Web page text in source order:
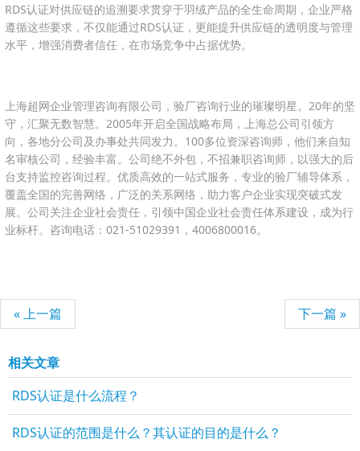
RDS认证对供应链的追溯要求贯穿于羽绒产品的全生命周期，企业严格
遵循这些要求，不仅能通过RDS认证，更能提升供应链的透明度与管理
水平，增强消费者信任，在市场竞争中占据优势。
上海超网企业管理咨询有限公司，验厂咨询行业的璀璨明星。20年的坚
守，汇聚无数智慧。2005年开启全国战略布局，上海总公司引领方
向，各地分公司及办事处共同发力。100多位资深咨询师，他们来自知
名审核公司，经验丰富。公司绝不外包，不招兼职咨询师，以强大的后
台支持监控咨询过程。优质高效的一站式服务，专业的验厂辅导体系，
覆盖全国的完善网络，广泛的关系网络，助力客户企业实现突破式发
展。公司关注企业社会责任，引领中国企业社会责任体系建设，成为行
业标杆。咨询电话：021-51029391，4006800016。
« 上一篇 下一篇 »
相关文章
RDS认证是什么流程？
RDS认证的范围是什么？其认证的目的是什么？